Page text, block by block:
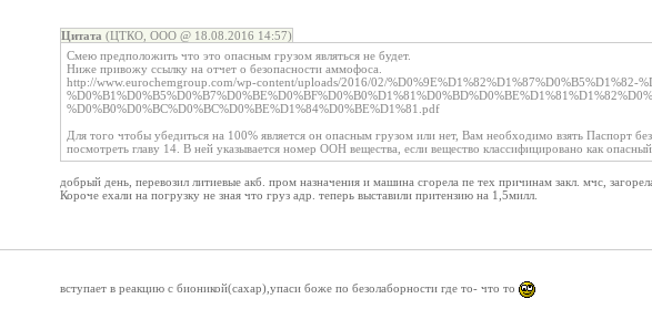
Цитата (ЦТКО, ООО @ 18.08.2016 14:57)
Смею предположить что это опасным грузом являться не будет.
Ниже привожу ссылку на отчет о безопасности аммофоса.
http://www.eurochemgroup.com/wp-content/uploads/2016/02/%D0%9E%D1%82%D1%87%D0%B5%D1%82-
%D0%B0%D0%BC%D0%BC%D0%BE%D1%84%D0%BE%D1%81.pdf
Для того чтобы убедиться на 100% является он опасным грузом или нет, Вам необходимо взять Паспорт
посмотреть главу 14. В ней указывается номер ООН вещества, если вещество классифицировано как опасный
добрый день, перевозил литиевые акб. пром назначения и машина сгорела пе тех причинам закл. мчс,
Короче ехали на погрузку не зная что груз адр. теперь выставили притензию на 1,5милл.
вступает в реакцию с бионикой(сахар),упаси боже по безолаборности где то- что то